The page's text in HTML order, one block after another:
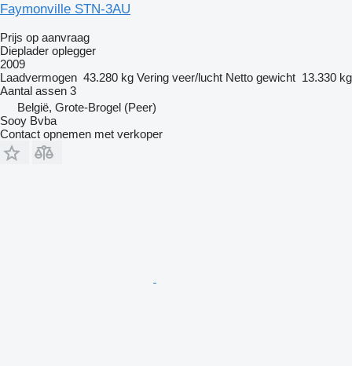
Faymonville STN-3AU
Prijs op aanvraag
Dieplader oplegger
2009
Laadvermogen 43.280 kg Vering veer/lucht Netto gewicht 13.330 kg
Aantal assen 3
België, Grote-Brogel (Peer)
Sooy Bvba
Contact opnemen met verkoper